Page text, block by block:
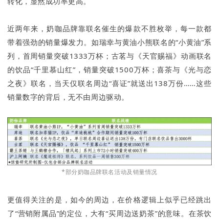
近两年来，奶咖品牌靠联名催生的爆款不胜枚举，每一款都
带着强劲的销量爆发力。如瑞幸与黄油小熊联名的“小黄油”系
列，首周销量突破1333万杯；古茗与《天官赐福》动画联名
的饮品“千里慕山红”，销量突破1500万杯；喜茶与《光与恋
之夜》联名，当天仅联名周边“喜证”就送出138万份……这些
销量数字的背后，无不由周边驱动。
*部分奶咖品牌联名活动及销量情况
更值得关注的是，如今的周边，在价格逻辑上似乎已经跳出
了“营销附属品”的定位，大有“买周边送奶茶”的意味。在茶饮